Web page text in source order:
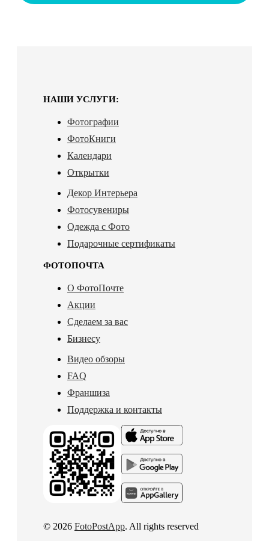
НАШИ УСЛУГИ:
Фотографии
ФотоКниги
Календари
Открытки
Декор Интерьера
Фотосувениры
Одежда с Фото
Подарочные сертификаты
ФОТОПОЧТА
О ФотоПочте
Акции
Сделаем за вас
Бизнесу
Видео обзоры
FAQ
Франшиза
Поддержка и контакты
© 2026 FotoPostApp. All rights reserved